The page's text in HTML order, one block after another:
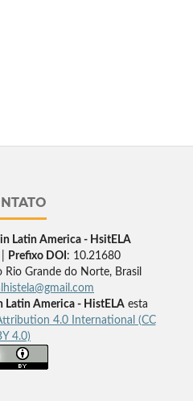
Latin America - HsitELA
Prefixo DOI : 10.21680
Rio Grande do Norte, Brasil
Latin America - HistELA esta
4.0 International (CC
4.0)